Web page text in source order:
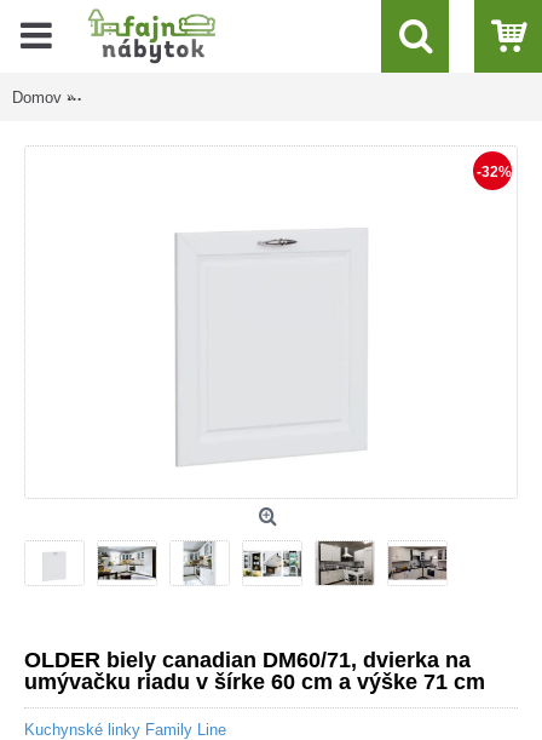
Domov
-32%
OLDER biely canadian DM60/71, dvierka na
umývačku riadu v šírke 60 cm a výške 71 cm
Kuchynské linky Family Line